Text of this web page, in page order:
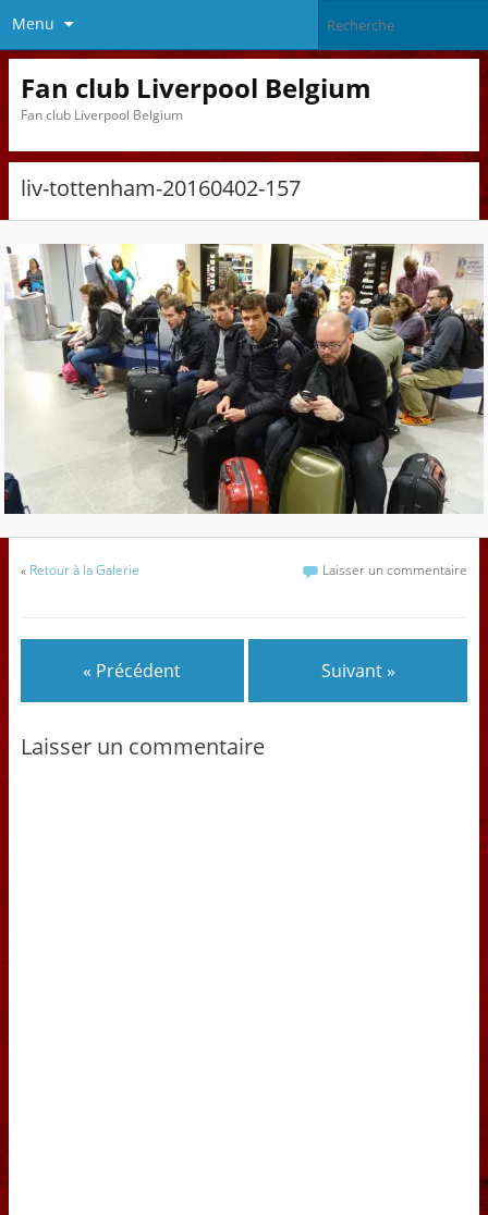
Menu
Fan club Liverpool Belgium
Fan club Liverpool Belgium
liv-tottenham-20160402-157
« Retour à la Galerie Laisser un commentaire
« Précédent Suivant »
Laisser un commentaire